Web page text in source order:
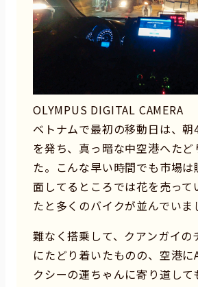
OLYMPUS DIGITAL CAMERA
ベトナムで最初の移動日は、
を発ち、真っ暗な中空港へたど
た。こんな早い時間でも市場は
面してるところでは花を売って
たと多くのバイクが並んでいま
難なく搭乗して、クアンガイの
にたどり着いたものの、空港に
クシーの運ちゃんに寄り道して